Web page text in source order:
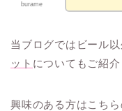
burame
当ブログではビール以
ット についてもご紹介
興味のある方はこち